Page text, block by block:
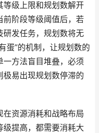
等级上限和规划数解开
前阶段等级阈值后，若
研发任务，规划数将无
蛋”的机制，让规划数的
方法盲目堆叠，必须
极易出现规划数停滞的
资源消耗和战略布局
级提高，都需要消耗大